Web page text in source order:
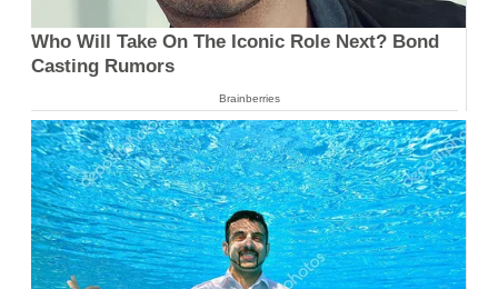
Who Will Take On The Iconic Role Next? Bond
Casting Rumors
Brainberries